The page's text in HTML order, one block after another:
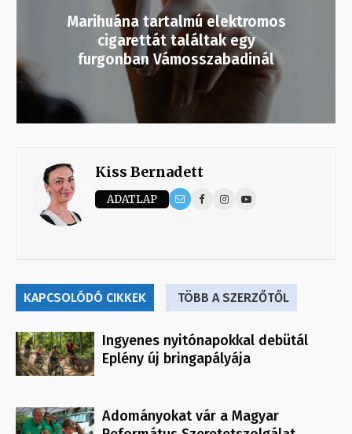
Marihuána tartalmú elektromos
cigarettát találtak egy
furgonban Vámosszabadinál
Kiss Bernadett
ADATLAP
KAPCSOLÓDÓ CIKKEK TÖBB A SZERZŐTŐL
Ingyenes nyitónapokkal debütál
Eplény új bringapályája
Adományokat vár a Magyar